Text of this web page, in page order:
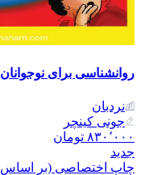
روانشناسی برای نوجوانان 2
نردبان
جونی کینچر
۸۳۰٬۰۰۰ تومان
جدید
چاپ اختصاصی (بر اساس POD)